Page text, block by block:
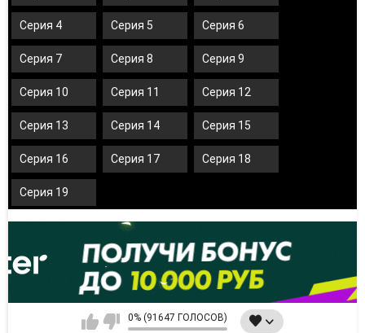
Серия 4 Серия 5 Серия 6
Серия 7 Серия 8 Серия 9
Серия 10 Серия 11 Серия 12
Серия 13 Серия 14 Серия 15
Серия 16 Серия 17 Серия 18
Серия 19
0% (91647 ГОЛОСОВ)